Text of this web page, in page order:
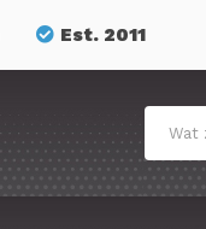
Est. 2011